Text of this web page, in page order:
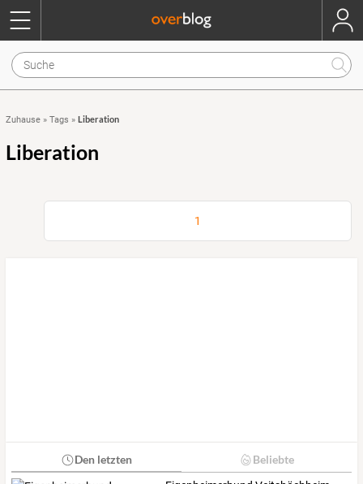
Zuhause » Tags » Liberation
Liberation
1
Den letzten Beliebte